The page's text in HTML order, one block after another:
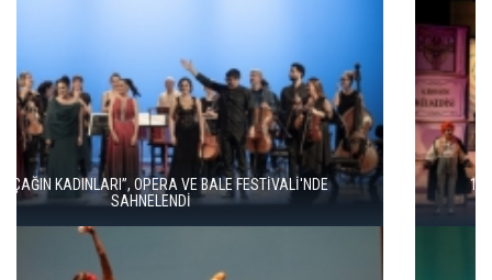
16. ULUSLARARASI İSTANBUL OPERA VE BALE FESTİVALİ
“KÜLKEDİSİ” İLE BAŞLADI